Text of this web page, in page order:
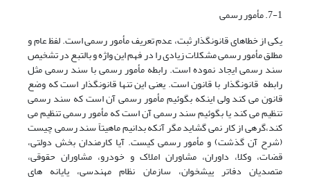
7-1. مأمور رسمی
یکی از خطاهای قانونگذار ثبت، عدم تعریف مأمور رسمی است. لفظ عام و
مطلق مأمور رسمی مشکلات زیادی را در فهم این واژه و بالتبع در تشخیص
سند رسمی ایجاد نموده است. رابطه مأمور رسمی با سند رسمی مثل
رابطه قانونگذار با قانون است. یعنی این تنها قانونگذار است که وضع
قانون می کند ولی اینکه بگوئیم مأمور رسمی آن است که سند رسمی
تنظیم می کند یا بگوئیم سند رسمی آن است که مأمور رسمی تنظیم می
کند،گرهی از کار نمی گشاید مگر آنکه بدانیم ماهیتاً سند رسمی چیست
(شرح آن گذشت) و مأمور رسمی کیست. آیا کارمندان بخش دولتی،
قضات، وکلا، داوران، مشاوران املاک و خودرو، مشاوران حقوقی،
متصدیان دفاتر پیشخوان، سازمان نظام مهندسی، پایانه های